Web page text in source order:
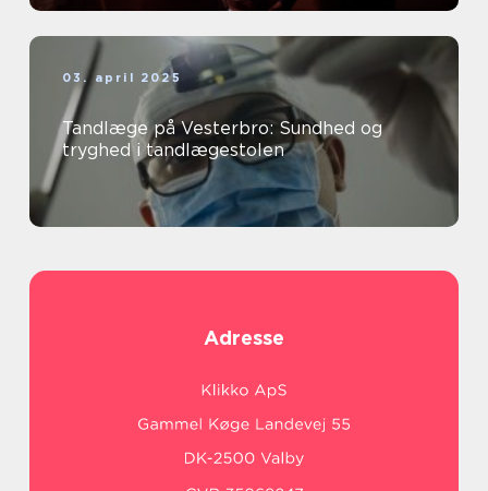
03. april 2025
Tandlæge på Vesterbro: Sundhed og
tryghed i tandlægestolen
Adresse